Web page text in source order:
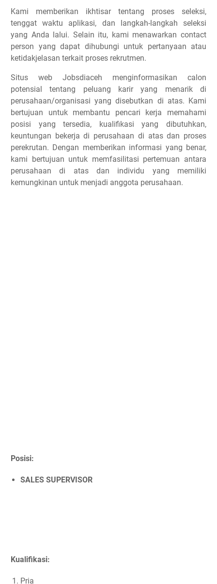
Kami memberikan ikhtisar tentang proses seleksi,
tenggat waktu aplikasi, dan langkah-langkah seleksi
yang Anda lalui. Selain itu, kami menawarkan contact
person yang dapat dihubungi untuk pertanyaan atau
ketidakjelasan terkait proses rekrutmen.
Situs web Jobsdiaceh menginformasikan calon
potensial tentang peluang karir yang menarik di
perusahaan/organisasi yang disebutkan di atas. Kami
bertujuan untuk membantu pencari kerja memahami
posisi yang tersedia, kualifikasi yang dibutuhkan,
keuntungan bekerja di perusahaan di atas dan proses
perekrutan. Dengan memberikan informasi yang benar,
kami bertujuan untuk memfasilitasi pertemuan antara
perusahaan di atas dan individu yang memiliki
kemungkinan untuk menjadi anggota perusahaan.
Posisi:
SALES SUPERVISOR
Kualifikasi:
Pria